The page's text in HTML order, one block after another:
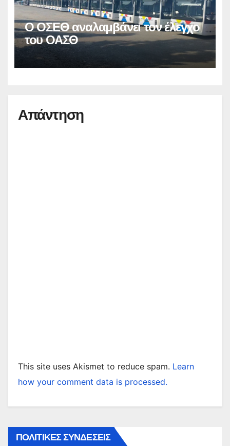
Ο ΟΣΕΘ αναλαμβάνει τον έλεγχο
του ΟΑΣΘ
Απάντηση
This site uses Akismet to reduce spam. Learn
how your comment data is processed.
ΠΟΛΙΤΙΚΕΣ ΣΥΝΔΕΣΕΙΣ